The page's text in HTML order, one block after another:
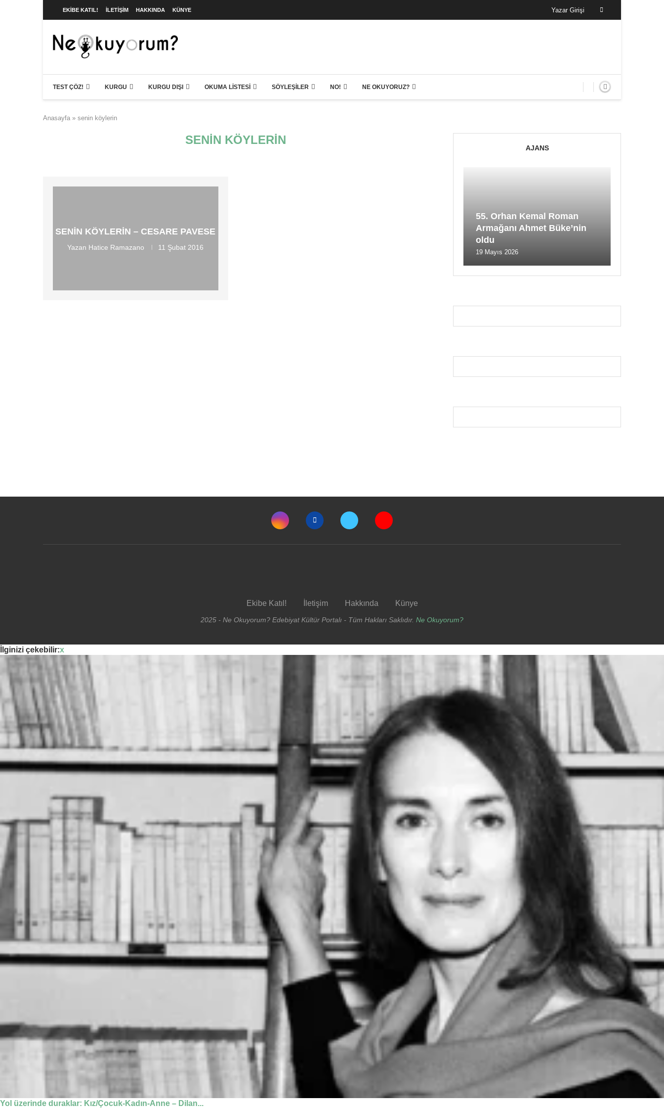
EKIBE KATIL! İLETIŞIM HAKKINDA KÜNYE Yazar Girişi
TEST ÇÖZ! KURGU KURGU DIŞI OKUMA LISTESI SÖYLEŞILER NO! NE OKUYORUZ?
Anasayfa » senin köylerin
SENIN KÖYLERIN
SENIN KÖYLERIN – CESARE PAVESE
Yazan Hatice Ramazano 11 Şubat 2016
AJANS
55. Orhan Kemal Roman
Armağanı Ahmet Büke’nin
oldu
19 Mayıs 2026
Ekibe Katıl! İletişim Hakkında Künye
2025 - Ne Okuyorum? Edebiyat Kültür Portalı - Tüm Hakları Saklıdır. Ne Okuyorum?
İlginizi çekebilir:x
Yol üzerinde duraklar: Kız/Çocuk-Kadın-Anne – Dilan...